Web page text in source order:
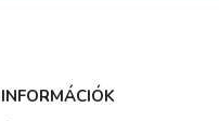
INFORMÁCIÓK